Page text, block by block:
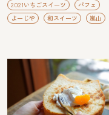
2021いちごスイーツ
パフェ
よーじや
和スイーツ 嵐山